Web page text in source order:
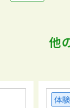
他
体験